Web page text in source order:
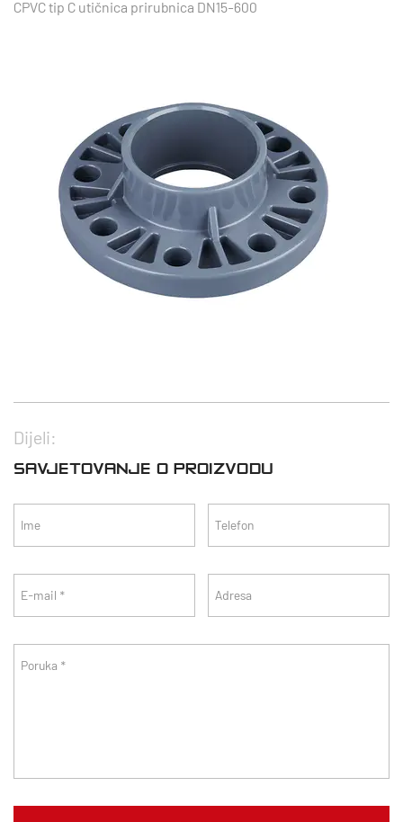
CPVC tip C utičnica prirubnica DN15-600
Dijeli:
SAVJETOVANJE O PROIZVODU